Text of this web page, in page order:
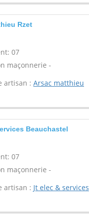
Rzet
07
maçonnerie -
artisan : Arsac matthieu
Beauchastel
07
maçonnerie -
artisan : Jt elec & services